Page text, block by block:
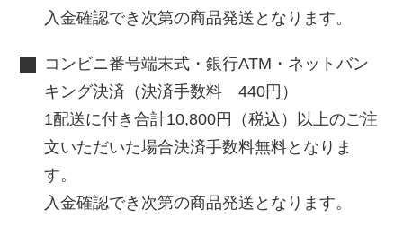
入金確認でき次第の商品発送となります。
コンビニ番号端末式・銀行ATM・ネットバン
キング決済（決済手数料 440円）
1配送に付き合計10,800円（税込）以上のご注
文いただいた場合決済手数料無料となりま
す。
入金確認でき次第の商品発送となります。